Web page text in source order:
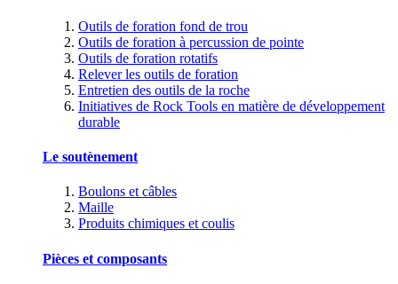
Outils de foration fond de trou
Outils de foration à percussion de pointe
Outils de foration rotatifs
Relever les outils de foration
Entretien des outils de la roche
Initiatives de Rock Tools en matière de développement
durable
Le soutènement
Boulons et câbles
Maille
Produits chimiques et coulis
Pièces et composants